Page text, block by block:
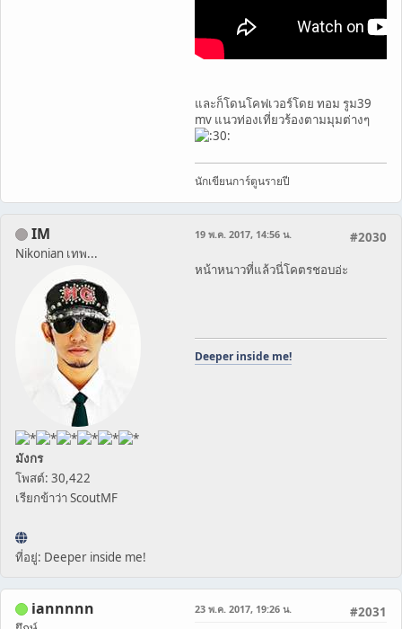
และก็โดนโคฟเวอร์โดย ทอม รูม39
mv แนวท่องเที่ยวร้องตามมุมต่างๆ
นักเขียนการ์ตูนรายปี
IM
Nikonian เทพ...
มังกร
โพสต์: 30,422
เรียกข้าว่า ScoutMF
ที่อยู่: Deeper inside me!
#2030
19 พ.ค. 2017, 14:56 น.
หน้าหนาวที่แล้วนี่โคตรชอบอ่ะ
Deeper inside me!
iannnnn #2031
23 พ.ค. 2017, 19:26 น.